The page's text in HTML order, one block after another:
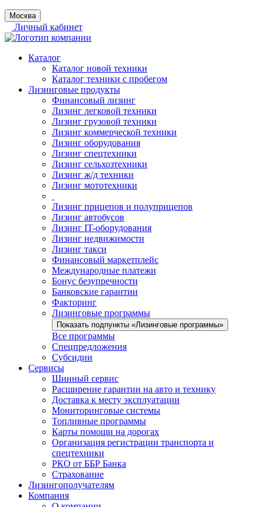
Москва
Личный кабинет
Каталог
Каталог новой техники
Каталог техники с пробегом
Лизинговые продукты
Финансовый лизинг
Лизинг легковой техники
Лизинг грузовой техники
Лизинг коммерческой техники
Лизинг оборудования
Лизинг спецтехники
Лизинг сельхозтехники
Лизинг ж/д техники
Лизинг мототехники
Лизинг прицепов и полуприцепов
Лизинг автобусов
Лизинг IT-оборудования
Лизинг недвижимости
Лизинг такси
Финансовый маркетплейс
Международные платежи
Бонус безупречности
Банковские гарантии
Факторинг
Лизинговые программы
Показать подпункты «Лизинговые программы»
Все программы
Спецпредложения
Субсидии
Сервисы
Шинный сервис
Расширение гарантии на авто и технику
Доставка к месту эксплуатации
Мониторинговые системы
Топливные программы
Карты помощи на дорогах
Организация регистрации транспорта и
спецтехники
РКО от ББР Банка
Страхование
Лизингополучателям
Компания